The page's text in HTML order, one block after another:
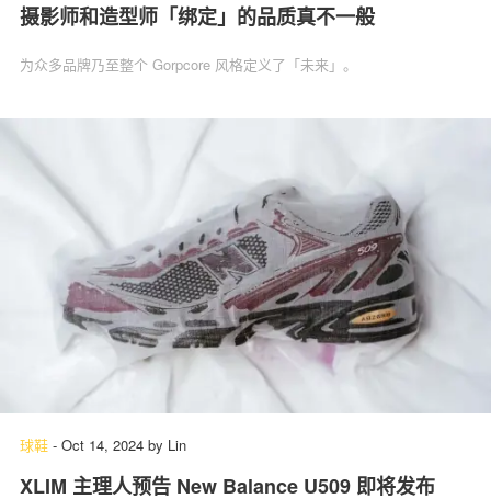
摄影师和造型师「绑定」的品质真不一般
为众多品牌乃至整个 Gorpcore 风格定义了「未来」。
球鞋 - Oct 14, 2024 by Lin
XLIM 主理人预告 New Balance U509 即将发布